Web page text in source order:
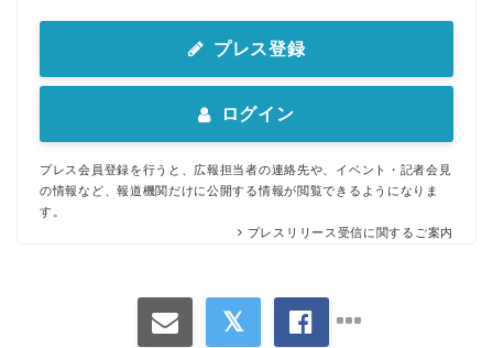
プレス登録
ログイン
プレス会員登録を行うと、広報担当者の連絡先や、イベント・記者会見
の情報など、報道機関だけに公開する情報が閲覧できるようになりま
す。
プレスリリース受信に関するご案内